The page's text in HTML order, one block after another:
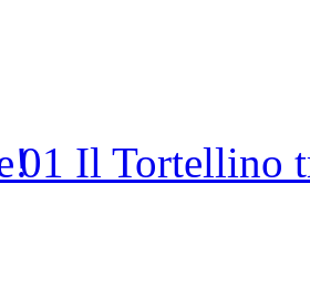
01 Il Tortellino